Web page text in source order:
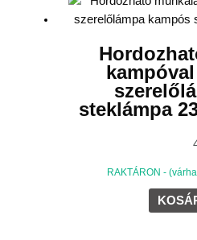
steklámpa
RAKTÁRON -